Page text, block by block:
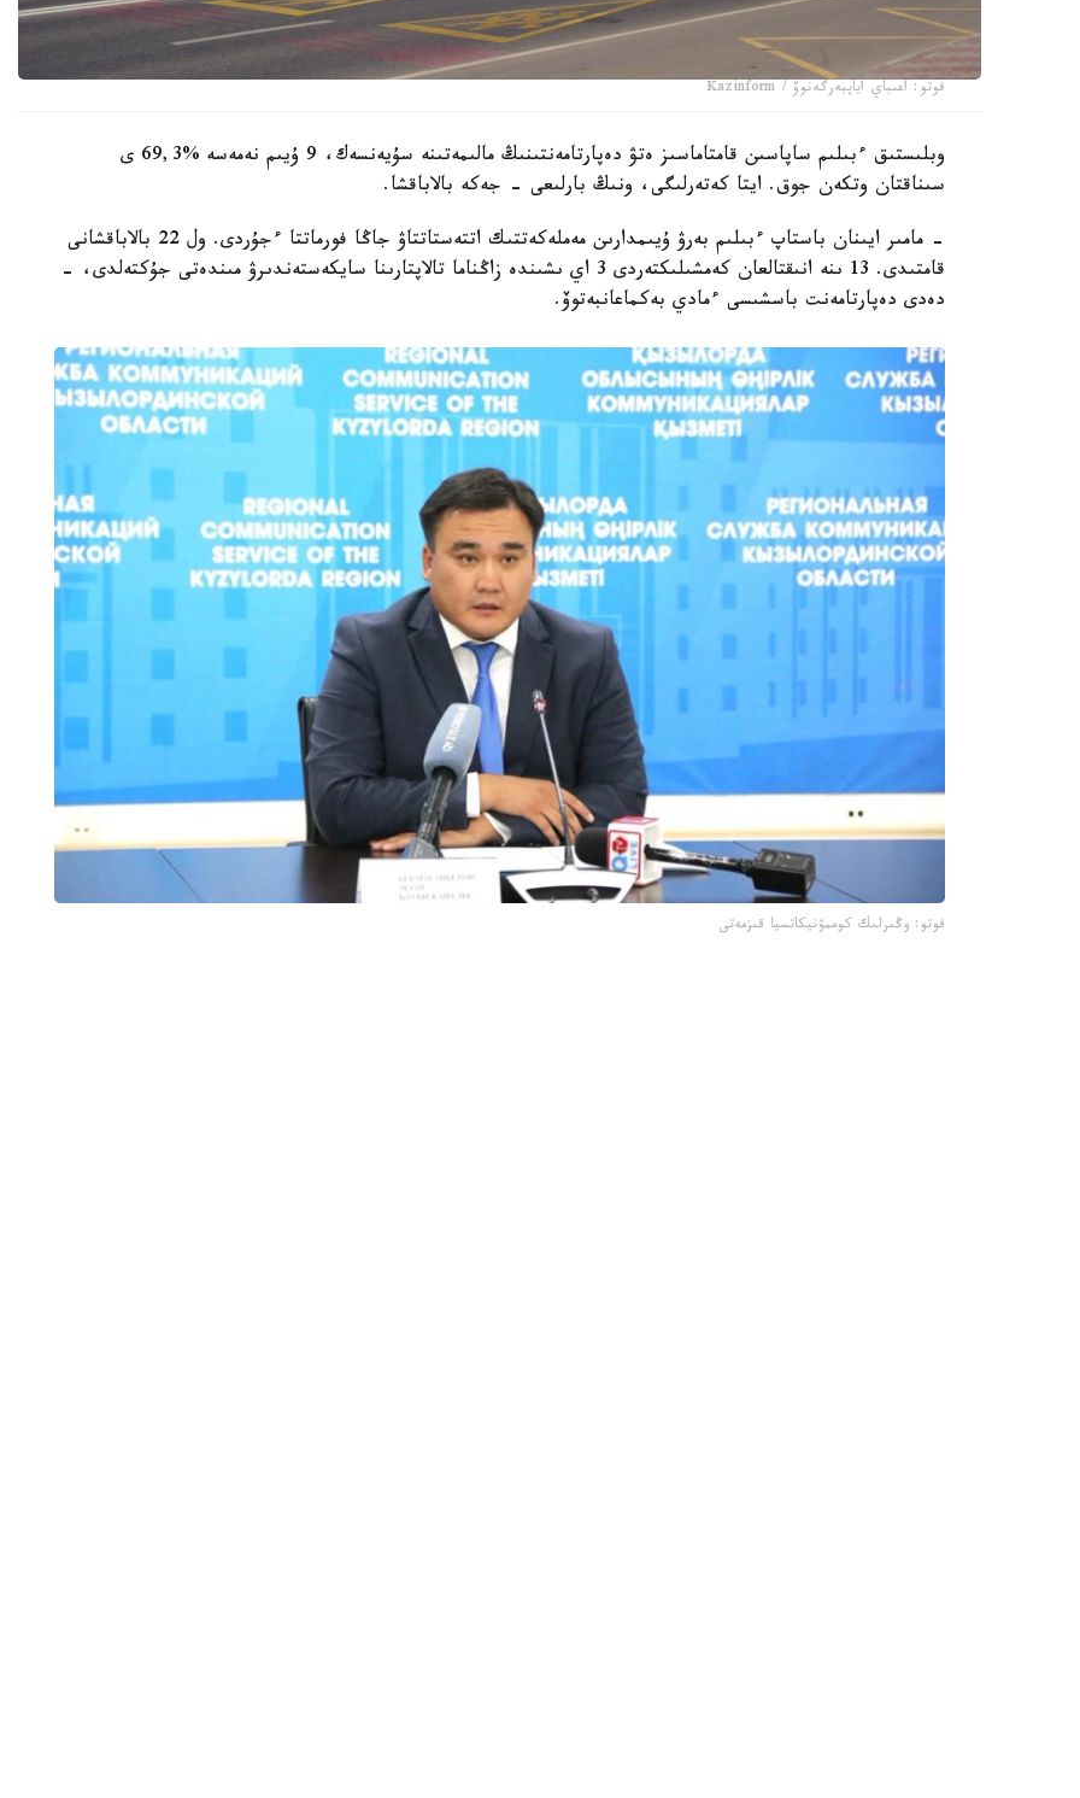
فوتو: اعىباي اياپبەرگەنوۆ / Kazinform
وبلىستىق ءبىلىم ساپاسىن قامتاماسىز ەتۋ دەپارتامەنتىنىڭ مالىمەتىنە سۇيەنسەك، 9 ۇيىم نەمەسە %69,3 ى
سىناقتان وتكەن جوق. ايتا كەتەرلىگى، ونىڭ بارلىعى - جەكە بالاباقشا.
- مامىر ايىنان باستاپ ءبىلىم بەرۋ ۇيىمدارىن مەملەكەتتىك اتتەستاتتاۋ جاڭا فورماتتا ءجۇردى. ول 22 بالاباقشانى
قامتىدى. 13 ىنە انىقتالعان كەمشىلىكتەردى 3 اي ىشىندە زاڭناما تالاپتارىنا سايكەستەندىرۋ مىندەتى جۇكتەلدى، -
دەدى دەپارتامەنت باسشىسى ءمادي بەكماعانبەتوۆ.
فوتو: وڭىرلىك كوممۋنيكاتسيا قىزمەتى